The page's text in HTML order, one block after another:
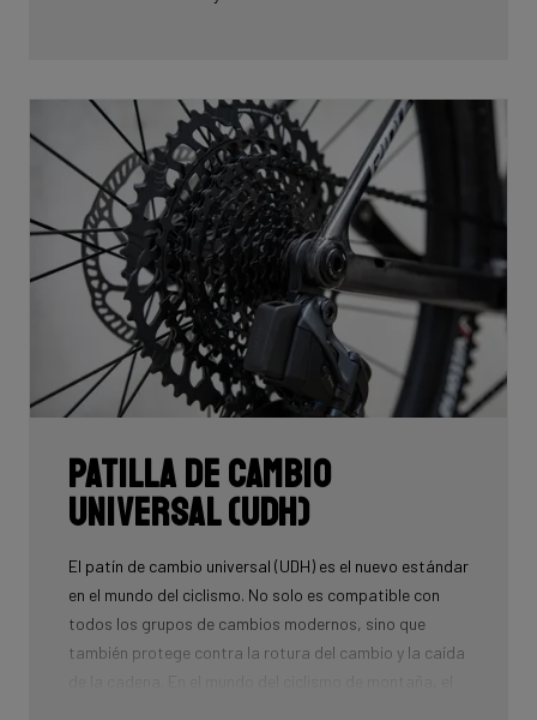
Patilla de cambio
universal (UDH)
El patín de cambio universal (UDH) es el nuevo estándar
en el mundo del ciclismo. No solo es compatible con
todos los grupos de cambios modernos, sino que
también protege contra la rotura del cambio y la caída